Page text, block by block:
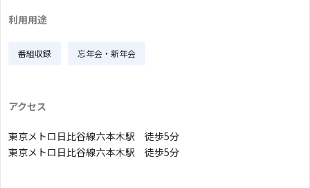
利用用途
番組収録 忘年会・新年会
アクセス
東京メトロ日比谷線六本木駅 徒歩5分
東京メトロ日比谷線六本木駅 徒歩5分